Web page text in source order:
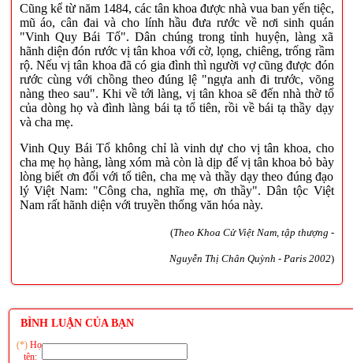
Cũng kể từ năm 1484, các tân khoa được nhà vua ban yến tiệc,
mũ áo, cân đai và cho lính hầu đưa rước về nơi sinh quán
"Vinh Quy Bái Tổ". Dân chúng trong tỉnh huyện, làng xã
hãnh diện đón rước vị tân khoa với cờ, lọng, chiêng, trống rầm
rộ. Nếu vị tân khoa đã có gia đình thì người vợ cũng được đón
rước cùng với chồng theo đúng lệ "ngựa anh đi trước, võng
nàng theo sau". Khi về tới làng, vị tân khoa sẽ đến nhà thờ tổ
của dòng họ và đình làng bái tạ tổ tiên, rồi về bái tạ thầy dạy
và cha mẹ.
Vinh Quy Bái Tổ không chỉ là vinh dự cho vị tân khoa, cho
cha mẹ họ hàng, làng xóm mà còn là dịp để vị tân khoa bỏ bày
lòng biết ơn đối với tổ tiên, cha mẹ và thầy dạy theo đúng đạo
lý Việt Nam: "Công cha, nghĩa mẹ, ơn thầy". Dân tộc Việt
Nam rất hãnh diện với truyền thống văn hóa này.
(Theo Khoa Cử Việt Nam, tập thượng -
Nguyễn Thị Chân Quỳnh - Paris 2002)
BÌNH LUẬN CỦA BẠN
(*) Họ
tên: